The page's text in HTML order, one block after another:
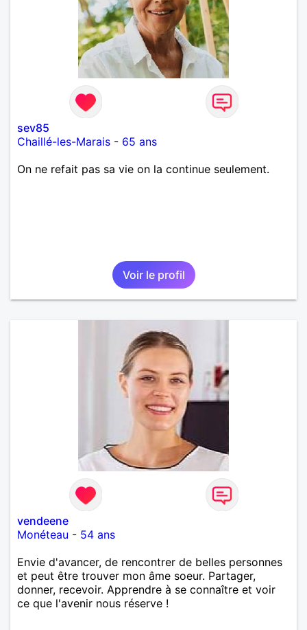
sev85
Chaillé-les-Marais - 65 ans
On ne refait pas sa vie on la continue seulement.
Voir le profil
vendeene
Monéteau - 54 ans
Envie d'avancer, de rencontrer de belles personnes
et peut être trouver mon âme soeur. Partager,
donner, recevoir. Apprendre à se connaître et voir
ce que l'avenir nous réserve !